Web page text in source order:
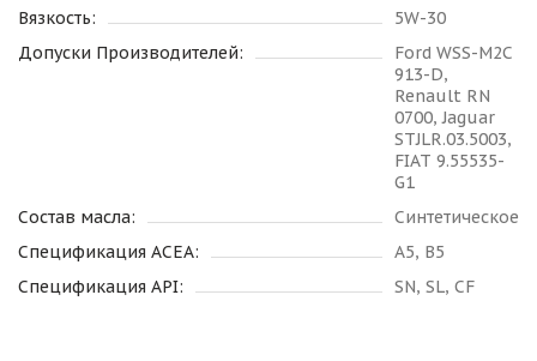
Вязкость:
5W-30
Допуски Производителей:
Ford WSS-M2C
913-D,
Renault RN
0700, Jaguar
STJLR.03.5003,
FIAT 9.55535-
G1
Состав масла:
Синтетическое
Спецификация ACEA:
A5, B5
Спецификация API:
SN, SL, CF